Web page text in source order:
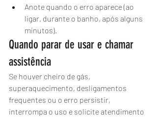
Anote quando o erro aparece (ao
ligar, durante o banho, após alguns
minutos).
Quando parar de usar e chamar
assistência
Se houver cheiro de gás,
superaquecimento, desligamentos
frequentes ou o erro persistir,
interrompa o uso e solicite atendimento